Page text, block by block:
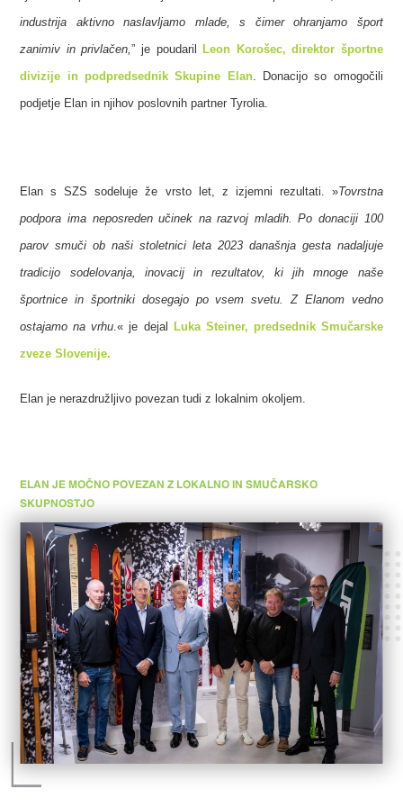
industrija aktivno naslavljamo mlade, s čimer ohranjamo šport
zanimiv in privlačen,” je poudarilLeon Korošec, direktor športne
divizije in podpredsednik Skupine Elan. Donacijo so omogočili
podjetje Elan in njihov poslovnih partner Tyrolia.
Elan s SZS sodeluje že vrsto let, z izjemni rezultati. »Tovrstna
podpora ima neposreden učinek na razvoj mladih. Po donaciji 100
parov smuči ob naši stoletnici leta 2023 današnja gesta nadaljuje
tradicijo sodelovanja, inovacij in rezultatov, ki jih mnoge naše
športnice in športniki dosegajo po vsem svetu. Z Elanom vedno
ostajamo na vrhu .« je dejal Luka Steiner, predsednik Smučarske
zveze Slovenije.
Elan je nerazdružljivo povezan tudi z lokalnim okoljem.
ELAN JE MOČNO POVEZAN Z LOKALNO IN SMUČARSKO
SKUPNOSTJO